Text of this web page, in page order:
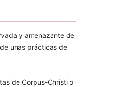
y amenazante de
unas prácticas de
de Corpus-Christi o